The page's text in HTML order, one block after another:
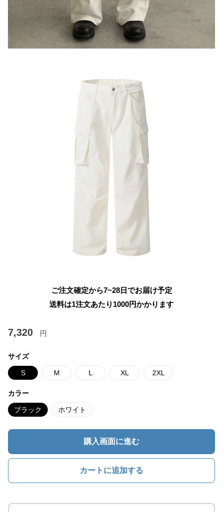
ご注文確定から7~28日でお届け予定
送料は1注文あたり 1000円かかります
7,320 円
サイズ
S M L XL 2XL
カラー
ブラック ホワイト
購入画面に進む
カートに追加する